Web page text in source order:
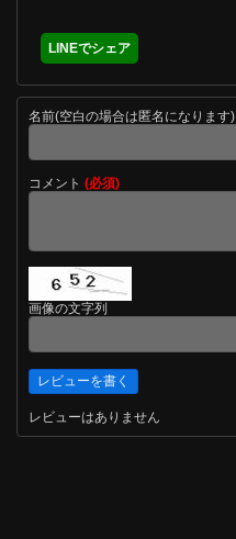
LINEでシェア
名前(空白の場合は匿名になります)
コメント (必須)
画像の文字列
レビューはありません